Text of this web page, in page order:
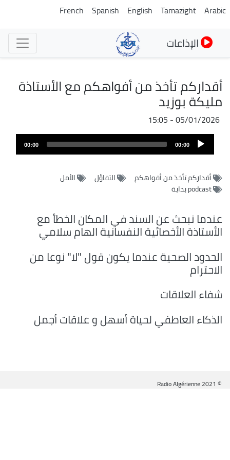
تجاوز
Arabic
Tamazight
English
Spanish
French
الإذاعات
أقداركم تأخذ من أفواهكم مع الأستاذة
مليكة بوزيد
05/01/2026 - 15:05
ملف
الصوت
Audio
Player
00:00
00:00
أقداركم تأخذ من أفواهكم التفاؤل
الأمل
podcast بداية
عندما نبحث عن السند في المكان الخطأ مع
الأستاذة الأخصائية النفسانية الهام سلامي
الحدود الصحية عندما يكون قول "لا" نوعا من
الاحترام
شفاء العلاقات
الذكاء العاطفي لحياة أسهل و علاقات أجمل
© Radio Algérienne 2021